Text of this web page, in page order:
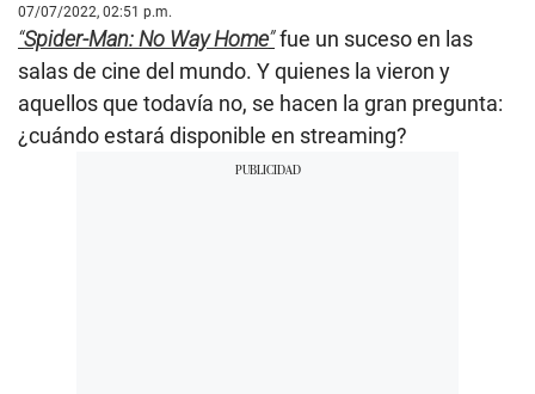
07/07/2022, 02:51 p.m.
“Spider-Man: No Way Home”fue un suceso en las
salas de cine del mundo. Y quienes la vieron y
aquellos que todavía no, se hacen la gran pregunta:
¿cuándo estará disponible en streaming?